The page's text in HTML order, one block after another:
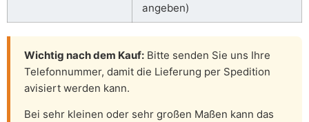
angeben)
Wichtig nach dem Kauf: Bitte senden Sie uns Ihre
Telefonnummer, damit die Lieferung per Spedition
avisiert werden kann.
Bei sehr kleinen oder sehr großen Maßen kann das